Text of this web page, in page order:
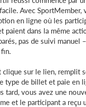
Avec SportMember,
en ligne où les
paient dans la même
pas de suivi manuel
clique sur le lien, remplit
type de billet et paie en
tard, vous avez une
et le participant a reçu